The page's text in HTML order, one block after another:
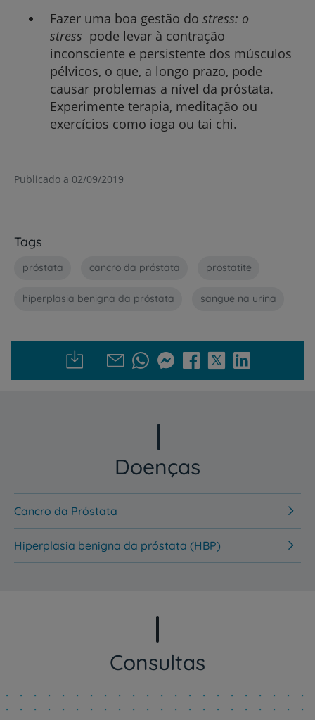
Fazer uma boa gestão do stress: o
stress pode levar à contração
inconsciente e persistente dos músculos
pélvicos, o que, a longo prazo, pode
causar problemas a nível da próstata.
Experimente terapia, meditação ou
exercícios como ioga ou tai chi.
Publicado a 02/09/2019
Tags
próstata cancro da próstata prostatite
hiperplasia benigna da próstata sangue na urina
Doenças
Cancro da Próstata
Hiperplasia benigna da próstata (HBP)
Consultas